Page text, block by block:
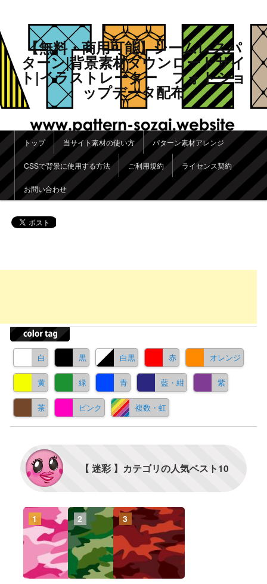
【無料・商用可能】シームレスパ
ターン|背景素材ダウンロードサイ
ト|イラストレーター フォトショ
ップデータ配布
メインメニュー
メインコンテンツへ移動
サブコンテンツへ移動
トップ 当サイト素材の使い方 パターン素材アレンジ
CSSで背景に使用する方法 ご利用規約 ライセンス契約
お問い合わせ
白 黒 白黒 赤 オレンジ
黄 緑 青 藍・紺 紫
茶 ピンク 複数・虹
【 迷彩 】カテゴリの人気ベスト10